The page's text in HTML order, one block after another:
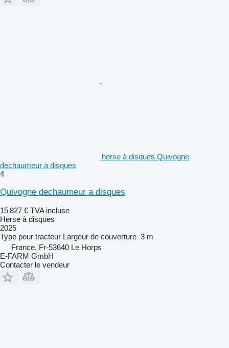
herse à disques Quivogne
dechaumeur a disques
4
Quivogne dechaumeur a disques
15 827 € TVA incluse
Herse à disques
2025
Type pour tracteur Largeur de couverture 3 m
France, Fr-53640 Le Horps
E-FARM GmbH
Contacter le vendeur